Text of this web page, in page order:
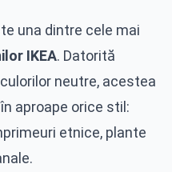
una dintre cele mai
IKEA. Datorită
neutre, acestea
aproape orice stil:
etnice, plante